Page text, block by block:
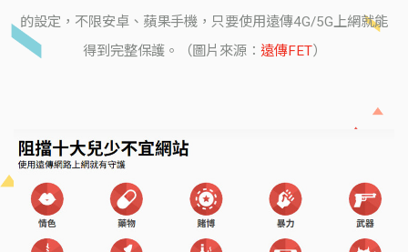
的設定，不限安卓、蘋果手機，只要使用遠傳4G/5G上網就能
得到完整保護。（圖片來源： 遠傳FET）